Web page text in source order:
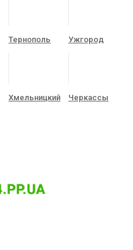
Тернополь Ужгород
Хмельницкий Черкассы